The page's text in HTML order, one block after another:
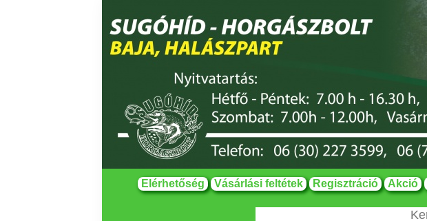
Elérhetőség Vásárlási feltétek Regisztráció Akció